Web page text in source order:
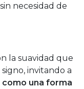
necesidad de
la suavidad que
invitando a
como una forma